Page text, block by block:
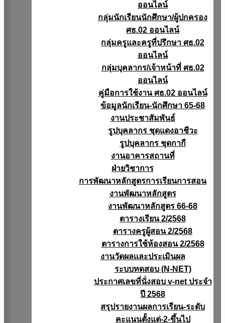
ออนไลน์
กลุ่มนักเรียนนักศึกษา/ผู้ปกครอง
ศธ.02 ออนไลน์
กลุ่มครูและครูที่ปรึกษา ศธ.02
ออนไลน์
กลุ่มบุคลากร/เจ้าหน้าที่ ศธ.02
ออนไลน์
คู่มือการใช้งาน ศธ.02 ออนไลน์
ข้อมูลนักเรียน-นักศึกษา 65-68
งานประชาสัมพันธ์
รูปบุคลากร ชุดแดงอาชีวะ
รูปบุคลากร ชุดกากี
งานอาคารสถานที่
ฝ่ายวิชาการ
การพัฒนาหลักสูตรการเรียนการสอน
งานพัฒนาหลักสูตร
งานพัฒนาหลักสูตร 66-68
ตารางเรียน 2/2568
ตารางครูผู้สอน 2/2568
ตารางการใช้ห้องสอน 2/2568
งานวัดผลเเละประเมินผล
ระบบทดสอบ (N-NET)
ประกาศเลขที่นั่งสอบ v-net ประจำ
ปี 2568
สรุปรายงานผลการเรียน-ระดับ
คะแนนตั้งแต่-2-ขึ้นไป